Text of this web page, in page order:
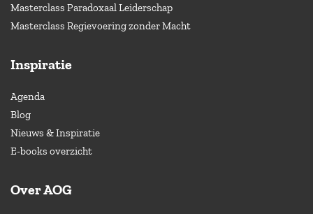
Masterclass Paradoxaal Leiderschap
Masterclass Regievoering zonder Macht
Inspiratie
Agenda
Blog
Nieuws & Inspiratie
E-books overzicht
Over AOG